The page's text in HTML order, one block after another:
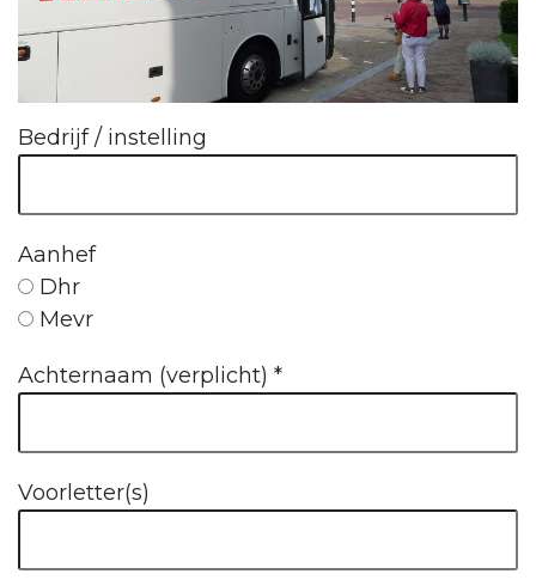
Bedrijf / instelling
Aanhef
Dhr
Mevr
Achternaam (verplicht) *
Voorletter(s)